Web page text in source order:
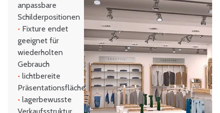
anpassbare
Schilderpositionen
• Fixture endet
geeignet für
wiederholten
Gebrauch
• lichtbereite
Präsentationsflächen
• lagerbewusste